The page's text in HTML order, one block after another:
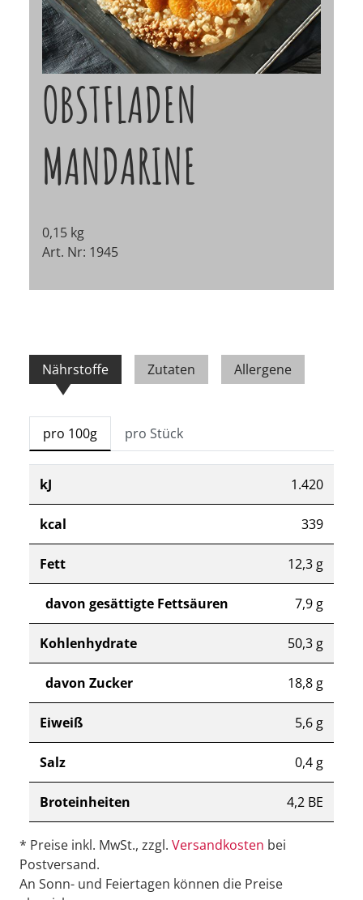
OBSTFLADEN
MANDARINE
0,15 kg
Art. Nr: 1945
Nährstoffe Zutaten Allergene
pro 100g pro Stück
kJ 1.420
kcal 339
Fett 12,3 g
davon gesättigte Fettsäuren 7,9 g
Kohlenhydrate 50,3 g
davon Zucker 18,8 g
Eiweiß 5,6 g
Salz 0,4 g
Broteinheiten 4,2 BE
* Preise inkl. MwSt., zzgl. Versandkosten bei
Postversand.
An Sonn- und Feiertagen können die Preise